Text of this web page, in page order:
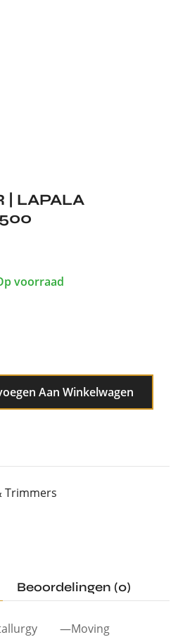
| LAPALA
voorraad
Aan Winkelwagen
Trimmers
Beoordelingen (0)
—Moving